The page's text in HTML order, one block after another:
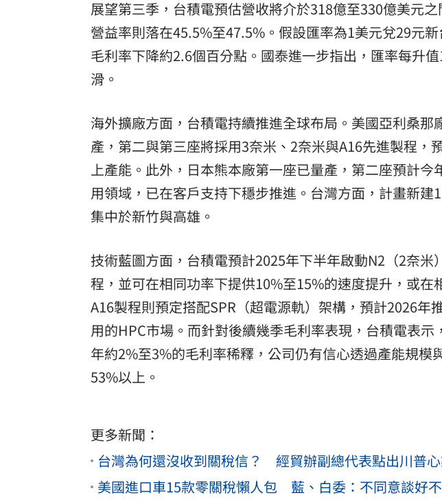
展望第三季，台積電預估營收將介於318億至330億美元
營益率則落在45.5%至47.5%。假設匯率為1美元兌29元
毛利率下降約2.6個百分點。國泰進一步指出，匯率每升
滑。
海外擴廠方面，台積電持續推進全球布局。美國亞利桑那
產，第二與第三座將採用3奈米、2奈米與A16先進製程，
上產能。此外，日本熊本廠第一座已量產，第二座預計
用領域，已在客戶支持下穩步推進。台灣方面，計畫新
集中於新竹與高雄。
技術藍圖方面，台積電預計2025年下半年啟動N2（2奈
程，並可在相同功率下提供10%至15%的速度提升，或在
A16製程則預定搭配SPR（超電源軌）架構，預計2026年
用的HPC市場。而針對後續幾季毛利率表現，台積電表
年約2%至3%的毛利率稀釋，公司仍有信心透過產能規模
53%以上。
更多新聞：
台灣為何還沒收到關稅信？ 經貿辦副總代表點出川普
美國進口車15款零關稅懶人包 藍、白委：不同意談好